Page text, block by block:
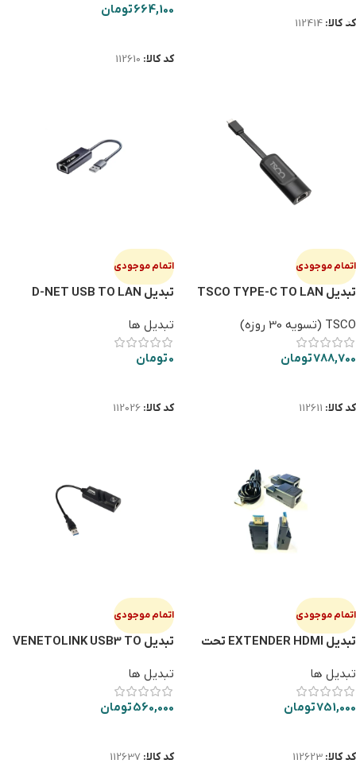
کد کالا: 112414
664,100تومان
کد کالا: 112610
اتمام موجودی
تبدیل TSCO TYPE-C TO LAN
TSCO (تسویه 30 روزه)
788,700تومان
کد کالا: 112611
اتمام موجودی
تبدیل D-NET USB TO LAN
تبدیل ها
0تومان
کد کالا: 112026
اتمام موجودی
تبدیل EXTENDER HDMI تحت
تبدیل ها
751,000تومان
کد کالا: 112623
اتمام موجودی
تبدیل VENETOLINK USB3 TO
تبدیل ها
560,000تومان
کد کالا: 112637